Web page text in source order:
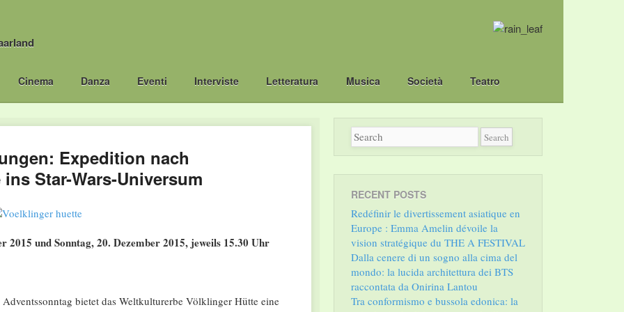
Cinema Danza Eventi Interviste Letteratura Musica Società Teatro
Expedition nach
Star-Wars-Universum
2015 und Sonntag, 20. Dezember 2015, jeweils 15.30 Uhr
bietet das Weltkulturerbe Völklinger Hütte eine
RECENT POSTS
Redéfinir le divertissement asiatique en
Europe : Emma Amelin dévoile la
vision stratégique du THE A FESTIVAL
Dalla cenere di un sogno alla cima del
mondo: la lucida architettura dei BTS
raccontata da Onirina Lantou
Tra conformismo e bussola edonica: la